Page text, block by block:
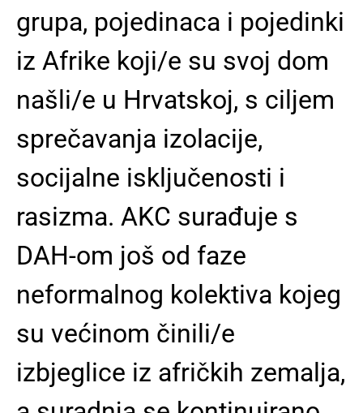
grupa, pojedinaca i pojedinki
iz Afrike koji/e su svoj dom
našli/e u Hrvatskoj, s ciljem
sprečavanja izolacije,
socijalne isključenosti i
rasizma. AKC surađuje s
DAH-om još od faze
neformalnog kolektiva kojeg
su većinom činili/e
izbjeglice iz afričkih zemalja,